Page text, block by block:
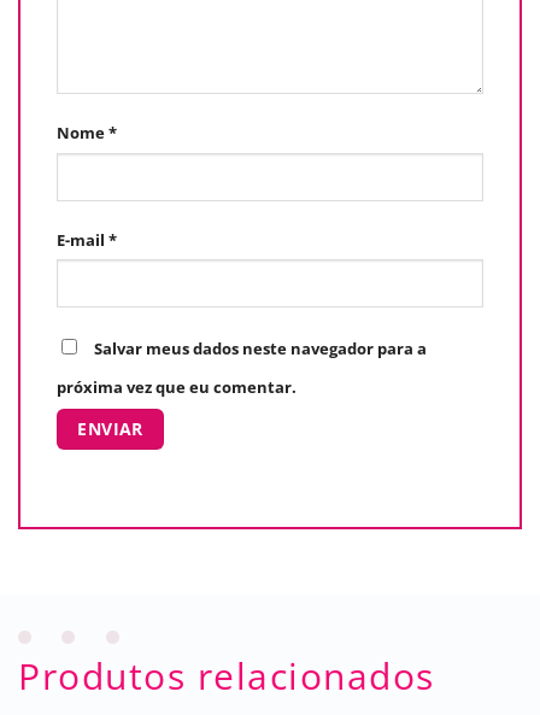
Nome*
E-mail *
Salvar meus dados neste navegador para a
próxima vez que eu comentar.
Produtos relacionados